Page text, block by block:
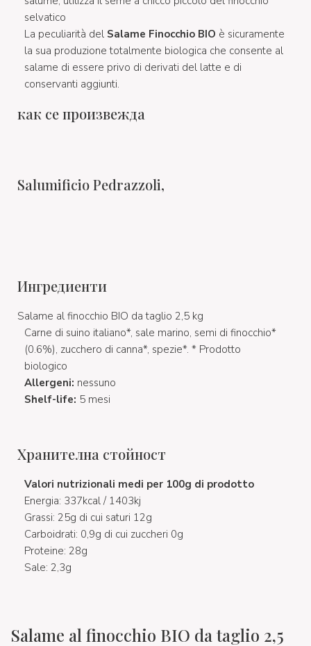
selvatico
La peculiarità del Salame Finocchio BIO è sicuramente
la sua produzione totalmente biologica che consente al
salame di essere privo di derivati del latte e di
conservanti aggiunti.
как се произвежда
Salumificio Pedrazzoli,
Ингредиенти
Salame al finocchio BIO da taglio 2,5 kg
Carne di suino italiano*, sale marino, semi di finocchio*
(0.6%), zucchero di canna*, spezie*. * Prodotto
biologico
Allergeni: nessuno
Shelf-life: 5 mesi
Хранителна стойност
Valori nutrizionali medi per 100g di prodotto
Energia: 337kcal / 1403kj
Grassi: 25g di cui saturi 12g
Carboidrati: 0,9g di cui zuccheri 0g
Proteine: 28g
Sale: 2,3g
Salame al finocchio BIO da taglio 2,5